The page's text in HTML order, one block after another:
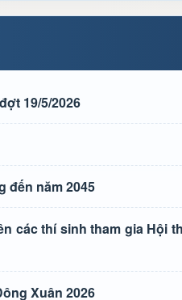
19/5/2026
đến năm 2045
các thí sinh tham gia Hội
Xuân 2026